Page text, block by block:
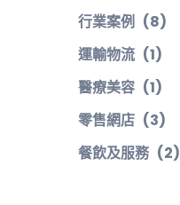
行業案例 (8)
運輸物流 (1)
醫療美容 (1)
零售網店 (3)
餐飲及服務 (2)